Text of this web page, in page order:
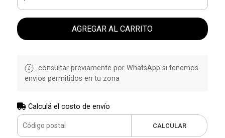
AGREGAR AL CARRITO
consultar previamente por WhatsApp si tenemos
envios permitidos en tu zona
Calculá el costo de envío
CALCULAR